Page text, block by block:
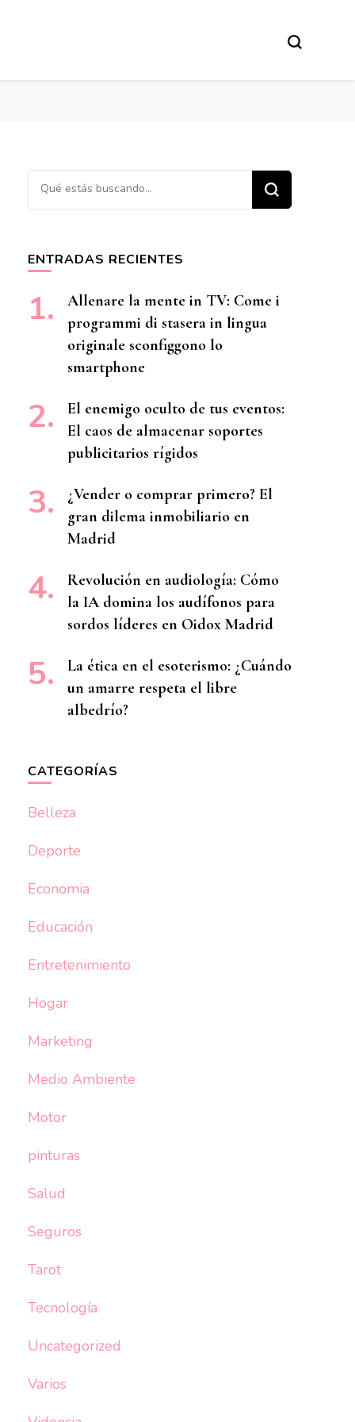
¿Buscas algo?
ENTRADAS RECIENTES
Allenare la mente in TV: Come i
programmi di stasera in lingua
originale sconfiggono lo
smartphone
El enemigo oculto de tus eventos:
El caos de almacenar soportes
publicitarios rígidos
¿Vender o comprar primero? El
gran dilema inmobiliario en
Madrid
Revolución en audiología: Cómo
la IA domina los audífonos para
sordos líderes en Oidox Madrid
La ética en el esoterismo: ¿Cuándo
un amarre respeta el libre
albedrío?
CATEGORÍAS
Belleza
Deporte
Economia
Educación
Entretenimiento
Hogar
Marketing
Medio Ambiente
Motor
pinturas
Salud
Seguros
Tarot
Tecnología
Uncategorized
Varios